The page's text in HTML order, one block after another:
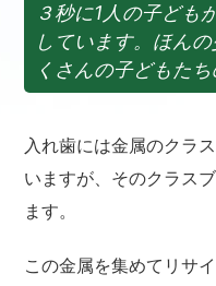
３秒に1人の子ども
しています。ほん
くさんの子どもた
入れ歯には金属のクラ
いますが、そのクラス
ます。
この金属を集めてリサ